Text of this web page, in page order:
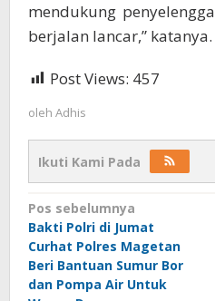
mendukung
berjalan lancar,” katanya.
Post Views: 457
oleh Adhis
Ikuti Kami Pada
Navigasi
pos
Pos sebelumnya
Bakti Polri di Jumat
Curhat Polres Magetan
Beri Bantuan Sumur Bor
dan Pompa Air Untuk